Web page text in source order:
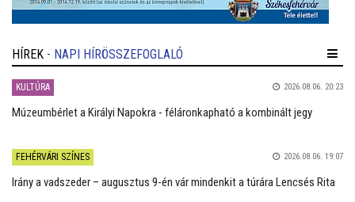
HÍREK - NAPI HÍRÖSSZEFOGLALÓ
KULTÚRA 2026.08.06. 20:23
Múzeumbérlet a Királyi Napokra - féláronkapható a kombinált jegy
FEHÉRVÁRI SZÍNES 2026.08.06. 19:07
Irány a vadszeder – augusztus 9-én vár mindenkit a túrára Lencsés Rita